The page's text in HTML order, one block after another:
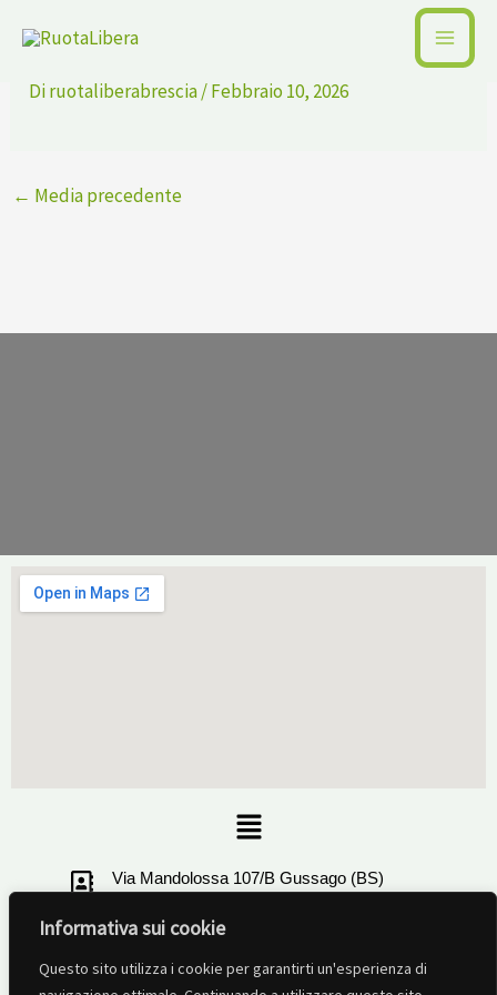
Informativa sui cookie
Questo sito utilizza i cookie per garantirti un'esperienza di
M030-01_back
Diruotaliberabrescia/Febbraio 10, 2026
← Media precedente
Menu
Via Mandolossa 107/B Gussago (BS)
+39 030321506
info@ruotalibera-brescia.com